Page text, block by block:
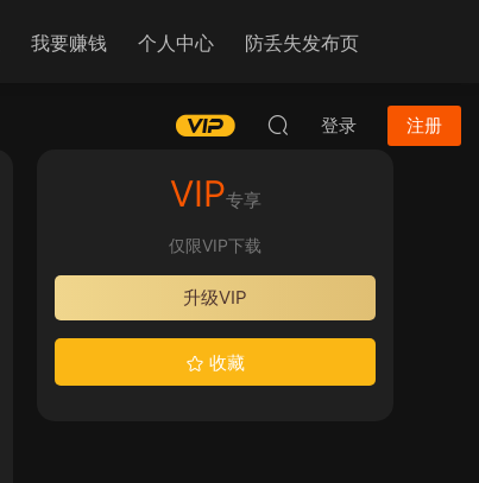
我要赚钱 个人中心 防丢失发布页
登录 注册
VIP专享
仅限VIP下载
升级VIP
收藏